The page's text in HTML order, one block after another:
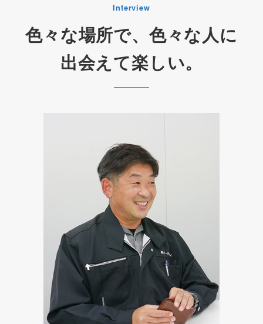
Interview
色々な場所で、色々な人に
出会えて楽しい。